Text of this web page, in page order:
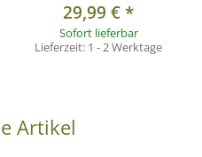
29,99 €*
Sofort lieferbar
Lieferzeit: 1 - 2 Werktage
Artikel